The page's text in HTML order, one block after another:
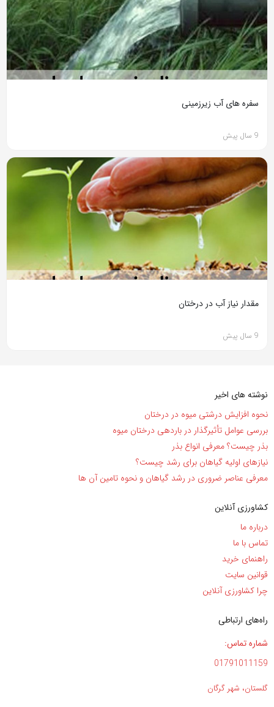
سفره های آب زیرزمینی
9 سال پیش
مقدار نیاز آب در درختان
9 سال پیش
نوشته های اخیر
نحوه افزایش درشتی میوه در درختان
بررسی عوامل تأثیرگذار در باردهی درختان میوه
بذر چیست؟ معرفی انواع بذر
نیاز‌های اولیه گیاهان برای رشد چیست؟
معرفی عناصر ضروری در رشد گیاهان و نحوه تامین آن ها
کشاورزی آنلاین
درباره ما
تماس با ما
راهنمای خرید
قوانین سایت
چرا کشاورزی آنلاین
راه‌های ارتباطی
شماره تماس:
01791011159
گلستان، شهر گرگان